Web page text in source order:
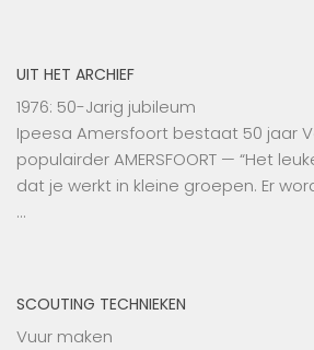
UIT HET ARCHIEF
1976: 50-Jarig jubileum
Ipeesa Amersfoort bestaat 50 jaar
populairder AMERSFOORT — “Het
dat je werkt in kleine groepen. Er
…
SCOUTING TECHNIEKEN
Vuur maken